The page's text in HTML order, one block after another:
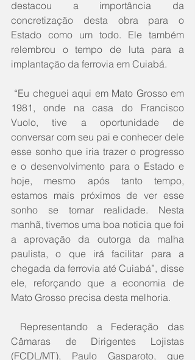
destacou a importância da
concretização desta obra para o
Estado como um todo. Ele também
relembrou o tempo de luta para a
implantação da ferrovia em Cuiabá.
1981, onde na casa do Francisco
Vuolo, tive a oportunidade de
conversar com seu pai e conhecer dele
esse sonho que iria trazer o progresso
e o desenvolvimento para o Estado e
hoje, mesmo após tanto tempo,
estamos mais próximos de ver esse
sonho se tornar realidade. Nesta
manhã, tivemos uma boa noticia que foi
a aprovação da outorga da malha
paulista, o que irá facilitar para a
chegada da ferrovia até Cuiabá”, disse
ele, reforçando que a economia de
Mato Grosso precisa desta melhoria.
Câmaras de Dirigentes Lojistas
(FCDL/MT), Paulo Gasparoto, que